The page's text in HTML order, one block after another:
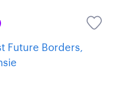
Future Borders,